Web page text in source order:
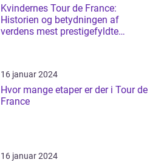
Kvindernes Tour de France:
Historien og betydningen af
verdens mest prestigefyldte
16 januar 2024
Hvor mange etaper er der i Tour de
France
16 januar 2024